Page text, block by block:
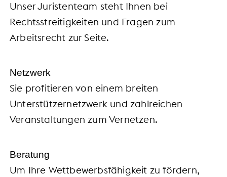
Unser Juristenteam steht Ihnen bei
Rechtsstreitigkeiten und Fragen zum
Arbeitsrecht zur Seite.
Netzwerk
Sie profitieren von einem breiten
Unterstützernetzwerk und zahlreichen
Veranstaltungen zum Vernetzen.
Beratung
Um Ihre Wettbewerbsfähigkeit zu fördern,